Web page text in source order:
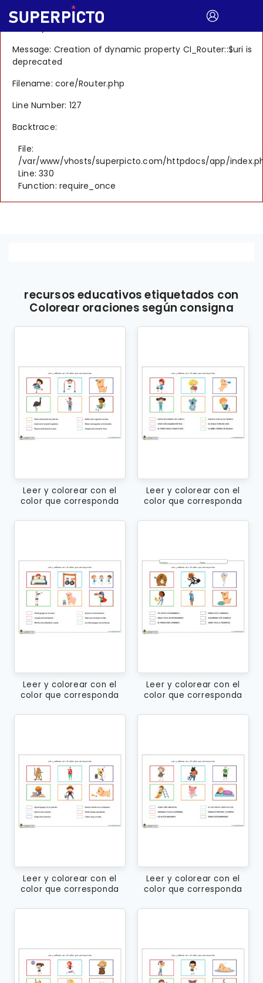
A PHP Error was encountered
Message: Creation of dynamic property CI_Router::$uri is
deprecated
Filename: core/Router.php
Line Number: 127
Backtrace:
File:
/var/www/vhosts/superpicto.com/httpdocs/app/
Line: 330
Function: require_once
recursos educativos etiquetados con
Colorear oraciones según consigna
Leer y colorear con el
color que corresponda
Leer y colorear con el
color que corresponda
Leer y colorear con el
color que corresponda
Leer y colorear con el
color que corresponda
Leer y colorear con el
color que corresponda
Leer y colorear con el
color que corresponda